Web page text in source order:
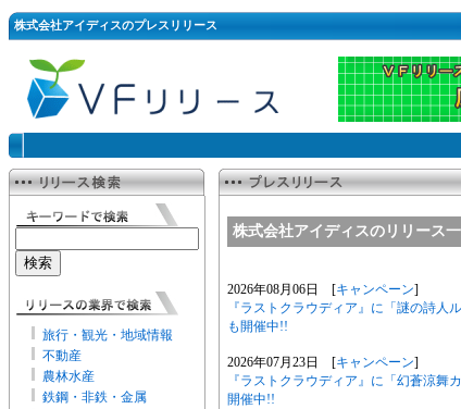
株式会社アイディスのプレスリリース
旅行・観光・地域情報
不動産
農林水産
鉄鋼・非鉄・金属
株式会社アイディスのリリース
2026年08月06日 [キャンペーン]
『ラストクラウディア』に「謎の詩人
も開催中!!
2026年07月23日 [キャンペーン]
『ラストクラウディア』に「幻蒼涼舞
開催中!!